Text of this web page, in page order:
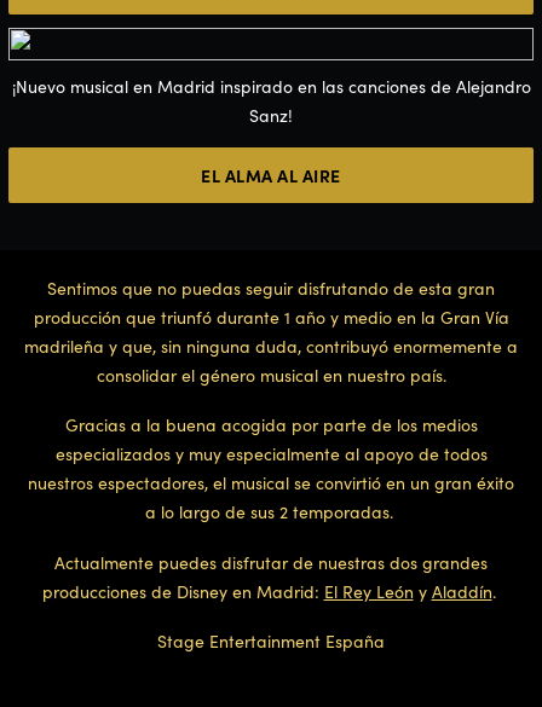
¡Nuevo musical en Madrid inspirado en las canciones de Alejandro
Sanz!
EL ALMA AL AIRE
Sentimos que no puedas seguir disfrutando de esta gran
producción que triunfó durante 1 año y medio en la Gran Vía
madrileña y que, sin ninguna duda, contribuyó enormemente a
consolidar el género musical en nuestro país.
Gracias a la buena acogida por parte de los medios
especializados y muy especialmente al apoyo de todos
nuestros espectadores, el musical se convirtió en un gran éxito
a lo largo de sus 2 temporadas.
Actualmente puedes disfrutar de nuestras dos grandes
producciones de Disney en Madrid: El Rey León y Aladdín.
Stage Entertainment España